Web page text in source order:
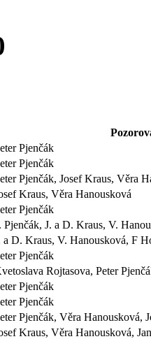
Pjenčák
Pjenčák
Pjenčák, Josef Kraus, Věra
Kraus, Věra Hanousková
Pjenčák
Pjenčák, J. a D. Kraus, V.
a D. Kraus, V. Hanousková, F
Pjenčák
Rojtasova, Peter
Pjenčák
Pjenčák
Pjenčák, Věra Hanousková,
Kraus, Věra Hanousková,